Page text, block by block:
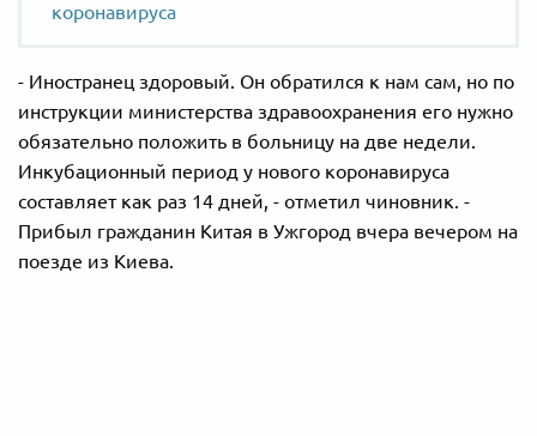
коронавируса
- Иностранец здоровый. Он обратился к нам сам, но по
инструкции министерства здравоохранения его нужно
обязательно положить в больницу на две недели.
Инкубационный период у нового коронавируса
составляет как раз 14 дней, - отметил чиновник. -
Прибыл гражданин Китая в Ужгород вчера вечером на
поезде из Киева.